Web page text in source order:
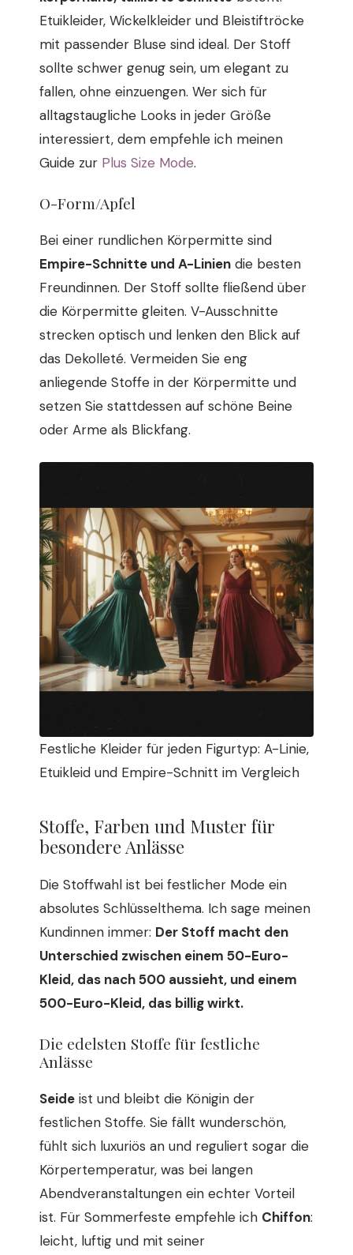
Etuikleider, Wickelkleider und Bleistiftröcke
mit passender Bluse sind ideal. Der Stoff
sollte schwer genug sein, um elegant zu
fallen, ohne einzuengen. Wer sich für
alltagstaugliche Looks in jeder Größe
interessiert, dem empfehle ich meinen
Guide zur Plus Size Mode.
O-Form/Apfel
Bei einer rundlichen Körpermitte sind
Empire-Schnitte und A-Linien die besten
Freundinnen. Der Stoff sollte fließend über
die Körpermitte gleiten. V-Ausschnitte
strecken optisch und lenken den Blick auf
das Dekolleté. Vermeiden Sie eng
anliegende Stoffe in der Körpermitte und
setzen Sie stattdessen auf schöne Beine
oder Arme als Blickfang.
Festliche Kleider für jeden Figurtyp: A-Linie,
Etuikleid und Empire-Schnitt im Vergleich
Stoffe, Farben und Muster für
besondere Anlässe
Die Stoffwahl ist bei festlicher Mode ein
absolutes Schlüsselthema. Ich sage meinen
Kundinnen immer: Der Stoff macht den
Unterschied zwischen einem 50-Euro-
Kleid, das nach 500 aussieht, und einem
500-Euro-Kleid, das billig wirkt.
Die edelsten Stoffe für festliche
Anlässe
Seide ist und bleibt die Königin der
festlichen Stoffe. Sie fällt wunderschön,
fühlt sich luxuriös an und reguliert sogar die
Körpertemperatur, was bei langen
Abendveranstaltungen ein echter Vorteil
ist. Für Sommerfeste empfehle ich Chiffon:
leicht, luftig und mit seiner